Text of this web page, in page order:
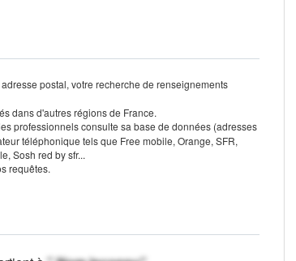
postal, votre recherche de renseignements
dans d'autres régions de France.
professionnels consulte sa base de données (adresses
téléphonique tels que Free mobile, Orange, SFR,
Sosh red by sfr...
requêtes.